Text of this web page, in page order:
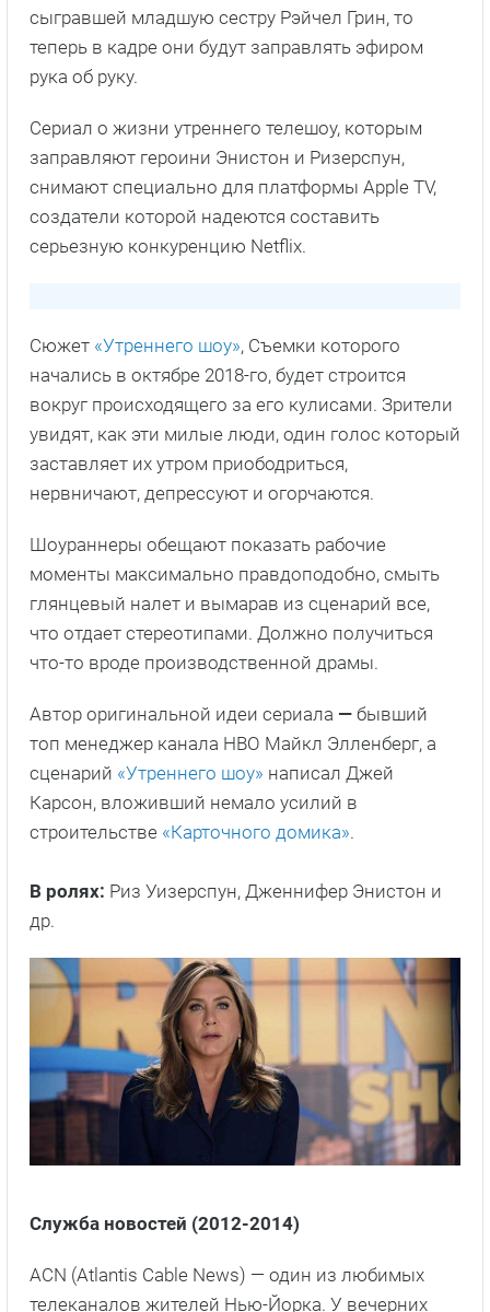
Сюжет«Утреннего шоу», Съемки которого
начались в октябре 2018-го, будет строится
увидят, как эти милые люди, один голос который
заставляет их утром приободриться,
нервничают, депрессуют и огорчаются.
Шоураннеры обещают показать рабочие
что-то вроде производственной драмы.
Автор оригинальной идеи сериала—бывший
топ менеджер канала HBO Майкл Элленберг, а
сценарий«Утреннего шоу»написал Джей
Карсон, вложивший немало усилий в
В ролях: Риз Уизерспун, Дженнифер Энистон и
др.
Служба новостей (2012-2014)
ACN (Atlantis Cable News) — один из любимых
телеканалов жителей Нью-Йорка. У вечерних
новостей, которые ведет главная звезда канала
Уилл Макэвой (Джефф Дэниэлс), высокие
рейтинги. Его передача — это обух топора,
которым ACN бьет по головам непродуманных и
нечистых на руку политиканов, зарвавшихся
Продюсер, отвечавший за вечерние новости